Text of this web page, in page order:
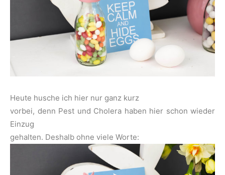
Heute husche ich hier nur ganz kurz
vorbei, denn Pest und Cholera haben hier schon wieder
Einzug
gehalten. Deshalb ohne viele Worte: